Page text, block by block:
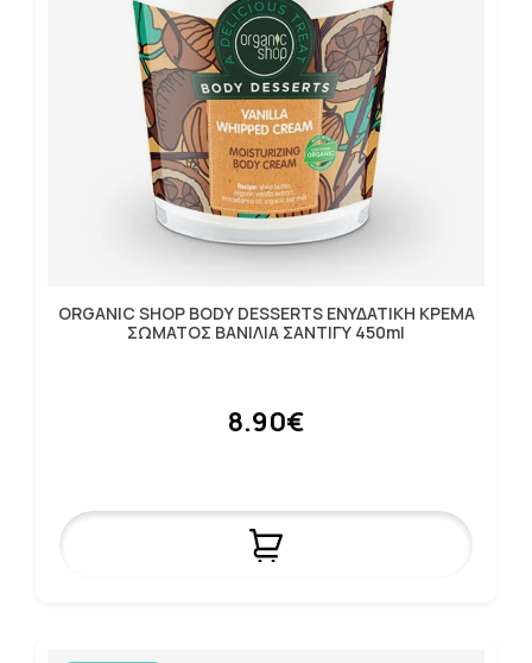
ORGANIC SHOP BODY DESSERTS ΕΝΥΔΑΤΙΚΗ ΚΡΕΜΑ
ΣΩΜΑΤΟΣ ΒΑΝΙΛΙΑ ΣΑΝΤΙΓΥ 450ml
8.90€